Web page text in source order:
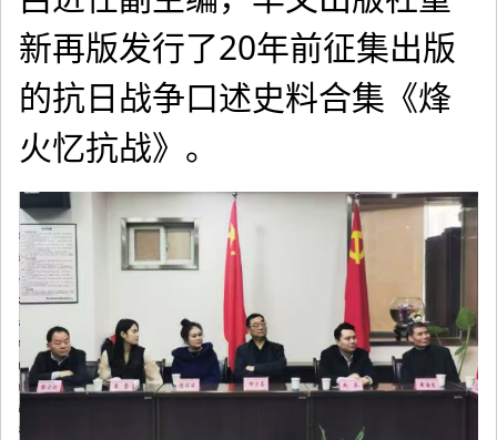
新再版发行了20年前征集出版
的抗日战争口述史料合集《烽
火忆抗战》。